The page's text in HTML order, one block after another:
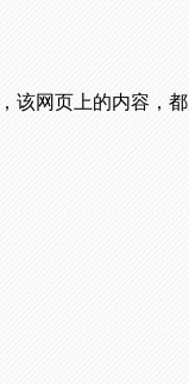
该网页上的内容，